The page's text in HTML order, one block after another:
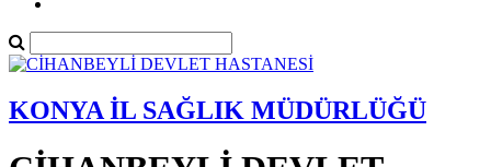
KONYA İL SAĞLIK MÜDÜRLÜĞÜ